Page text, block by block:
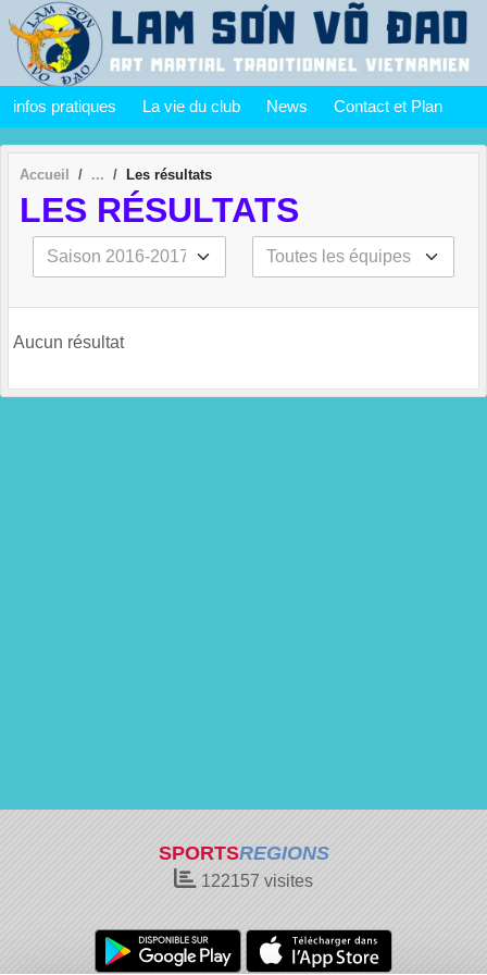
infos pratiques La vie du club News Contact et Plan
Accueil Les résultats
LES RÉSULTATS
Aucun résultat
SPORTSREGIONS
122157 visites
Panneau de gestion des cookies